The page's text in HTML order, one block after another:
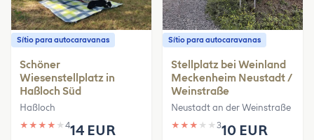
Sítio para autocaravanas
Schöner
Wiesenstellplatz in
Haßloch Süd
Haßloch
★ ★ ★ ★ ★ 414 EUR
Sítio para autocaravanas
Stellplatz bei Weinland
Meckenheim Neustadt /
Weinstraße
Neustadt an der Weinstraße
★ ★ ★ ★ ★ 310 EUR